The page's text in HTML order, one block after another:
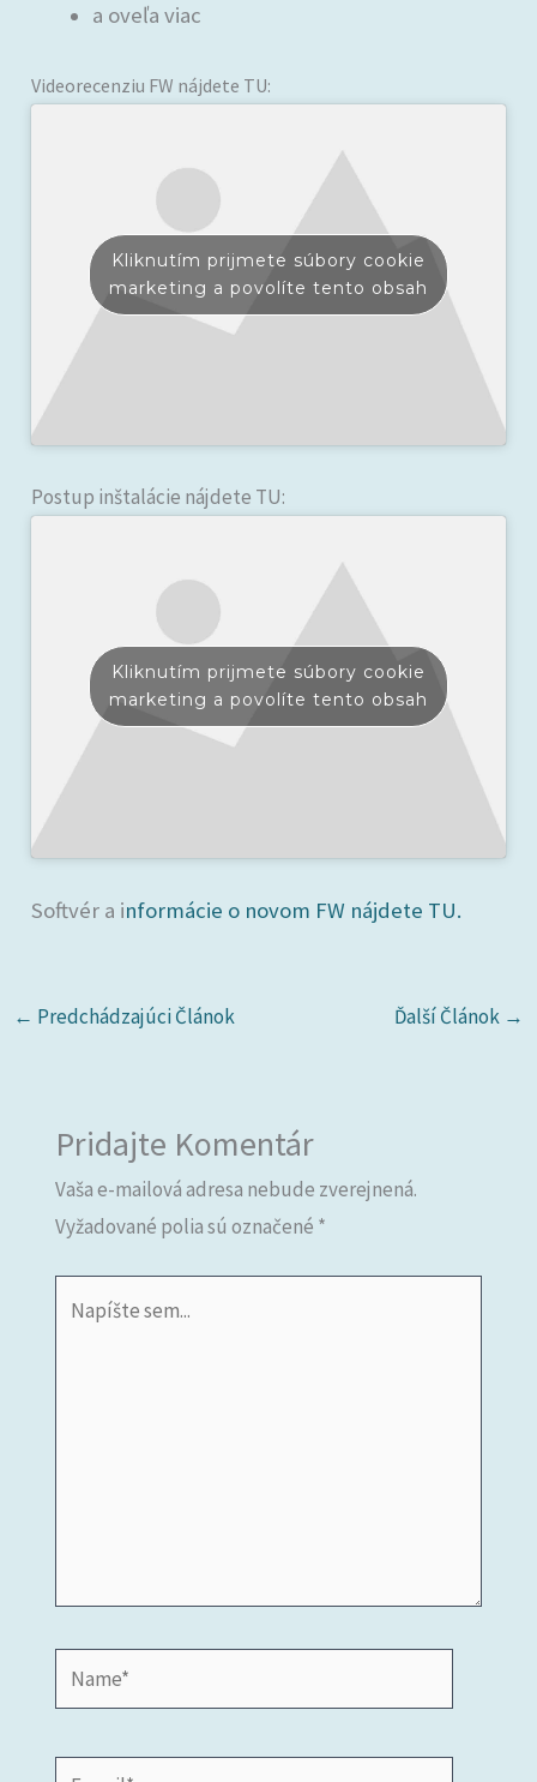
a oveľa viac
Videorecenziu FW nájdete TU:
Kliknutím prijmete súbory cookie
marketing a povolíte tento obsah
Postup inštalácie nájdete TU:
Kliknutím prijmete súbory cookie
marketing a povolíte tento obsah
Softvér a informácie o novom FW nájdete TU.
← Predchádzajúci Článok Ďalší Článok →
Pridajte Komentár
Vaša e-mailová adresa nebude zverejnená.
Vyžadované polia sú označené *
sem...
Name*